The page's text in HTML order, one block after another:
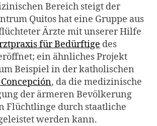
Bereich steigt der
Quitos hat eine Gruppe aus
Ärzte mit unserer Hilfe
für Bedürftige des
ein ähnliches Projekt
Beispiel in der katholischen
, da die medizinische
der ärmeren Bevölkerung
Flüchtlinge durch staatliche
werden kann.